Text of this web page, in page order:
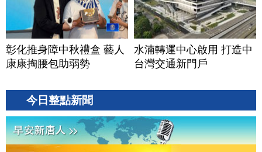
彰化推身障中秋禮盒 藝人
康康掏腰包助弱勢
水湳轉運中心啟用 打造中
台灣交通新門戶
今日整點新聞